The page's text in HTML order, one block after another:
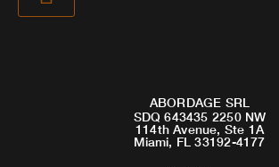
ABORDAGE SRL
SDQ 643435 2250 NW
114th Avenue, Ste 1A
Miami, FL 33192-4177